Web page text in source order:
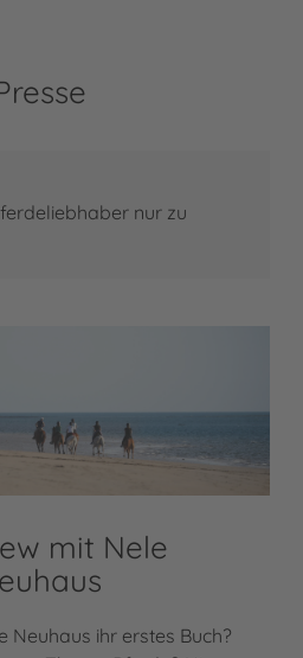
nur zu
mit Nele
Neuhaus ihr erstes Buch?